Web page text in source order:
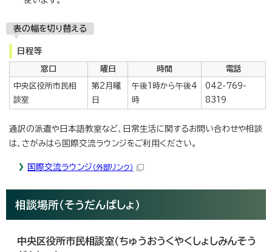
表の幅を切り替える
日程等
窓口 曜日 時間 電話
中央区役所市民相
談室
第2月曜
日
午後1時から午後4
時
042-769-
8319
通訳の派遣や日本語教室など、日常生活に関するお問い合わせや相談
は、さがみはら国際交流ラウンジをご利用ください。
国際交流ラウンジ （外部リンク）
相談場所（そうだんばしょ）
中央区役所市民相談室（ちゅうおうくやくしょしみんそう